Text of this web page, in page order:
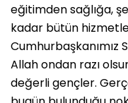
eğitimden sağlığa,
kadar bütün
Cumhurbaşkanımız
Allah ondan razı
değerli gençler.